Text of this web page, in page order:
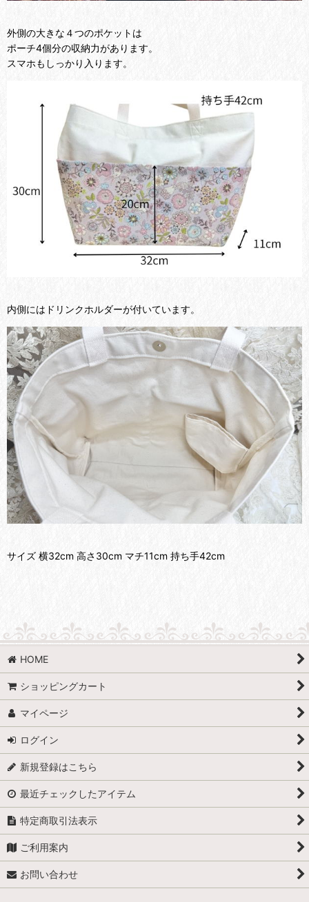
外側の大きな４つのポケットは
ポーチ4個分の収納力があります。
スマホもしっかり入ります。
内側にはドリンクホルダーが付いています。
サイズ 横32cm 高さ30cm マチ11cm 持ち手42cm
HOME
ショッピングカート
マイページ
ログイン
新規登録はこちら
最近チェックしたアイテム
特定商取引法表示
ご利用案内
お問い合わせ